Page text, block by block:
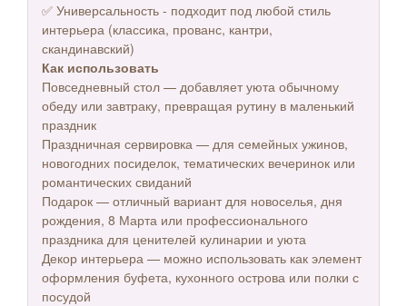
✅ Универсальность - подходит под любой стиль
интерьера (классика, прованс, кантри,
скандинавский)
Как использовать
Повседневный стол — добавляет уюта обычному
обеду или завтраку, превращая рутину в маленький
праздник
Праздничная сервировка — для семейных ужинов,
новогодних посиделок, тематических вечеринок или
романтических свиданий
Подарок — отличный вариант для новоселья, дня
рождения, 8 Марта или профессионального
праздника для ценителей кулинарии и уюта
Декор интерьера — можно использовать как элемент
оформления буфета, кухонного острова или полки с
посудой